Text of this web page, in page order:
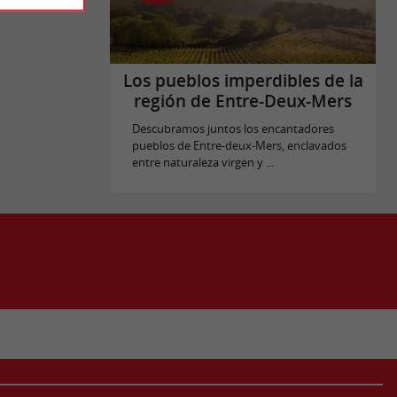
Los pueblos imperdibles de la
región de Entre-Deux-Mers
Descubramos juntos los encantadores
pueblos de Entre-deux-Mers, enclavados
entre naturaleza virgen y ...